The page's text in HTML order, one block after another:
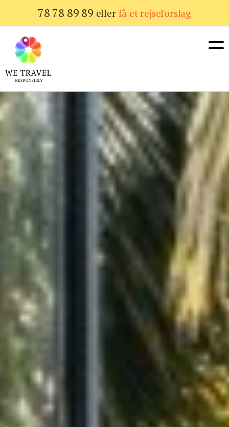
til
hovedindhold
78 78 89 89 eller få et rejseforslag